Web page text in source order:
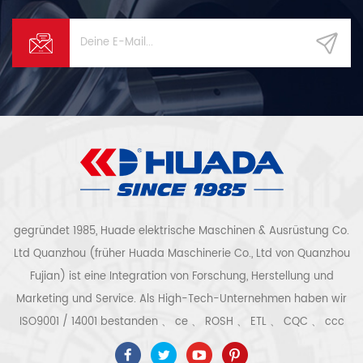
gegründet 1985, Huade elektrische Maschinen & Ausrüstung Co.
Ltd Quanzhou (früher Huada Maschinerie Co., Ltd von Quanzhou
Fujian) ist eine Integration von Forschung, Herstellung und
Marketing und Service. Als High-Tech-Unternehmen haben wir
ISO9001 / 14001 bestanden 、 ce 、 ROSH 、 ETL 、 CQC 、 ccc
Qualitäts- und Sicherheitszertifizierung, High-Tech-